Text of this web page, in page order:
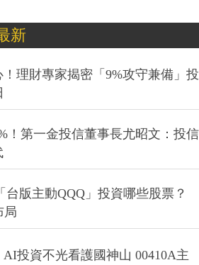
新
理財專家揭密「9%攻守兼備」投
！第一金投信董事長尤昭文：投信
台版主動QQQ」投資哪些股票？
局
投資不光看護國神山 00410A主